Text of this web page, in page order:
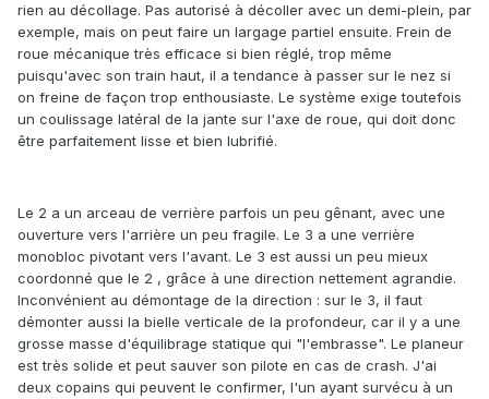
rien au décollage. Pas autorisé à décoller avec un demi-plein, par
exemple, mais on peut faire un largage partiel ensuite. Frein de
roue mécanique très efficace si bien réglé, trop même
puisqu'avec son train haut, il a tendance à passer sur le nez si
on freine de façon trop enthousiaste. Le système exige toutefois
un coulissage latéral de la jante sur l'axe de roue, qui doit donc
être parfaitement lisse et bien lubrifié.
Le 2 a un arceau de verrière parfois un peu gênant, avec une
ouverture vers l'arrière un peu fragile. Le 3 a une verrière
monobloc pivotant vers l'avant. Le 3 est aussi un peu mieux
coordonné que le 2 , grâce à une direction nettement agrandie.
Inconvénient au démontage de la direction : sur le 3, il faut
démonter aussi la bielle verticale de la profondeur, car il y a une
grosse masse d'équilibrage statique qui "l'embrasse". Le planeur
est très solide et peut sauver son pilote en cas de crash. J'ai
deux copains qui peuvent le confirmer, l'un ayant survécu à un